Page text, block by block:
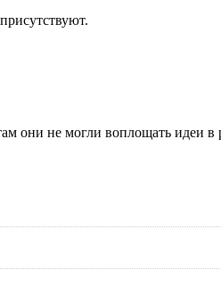
они не могли воплощать идеи в